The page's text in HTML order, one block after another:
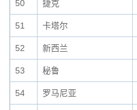
50 捷克
51 卡塔尔
52 新西兰
53 秘鲁
54 罗马尼亚